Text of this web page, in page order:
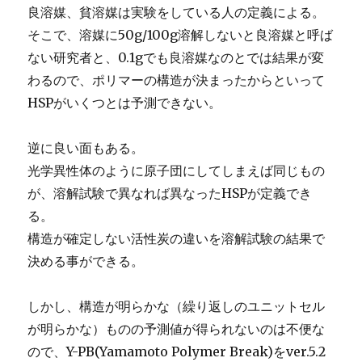
良溶媒、貧溶媒は実験をしている人の定義による。
そこで、溶媒に50g/100g溶解しないと良溶媒と呼ば
ない研究者と、0.1gでも良溶媒なのとでは結果が変
わるので、ポリマーの構造が決まったからといって
HSPがいくつとは予測できない。
逆に良い面もある。
光学異性体のように原子団にしてしまえば同じもの
が、溶解試験で異なれば異なったHSPが定義でき
る。
構造が確定しない活性炭の違いを溶解試験の結果で
決める事ができる。
しかし、構造が明らかな（繰り返しのユニットセル
が明らかな）ものの予測値が得られないのは不便な
ので、Y-PB(Yamamoto Polymer Break)をver.5.2